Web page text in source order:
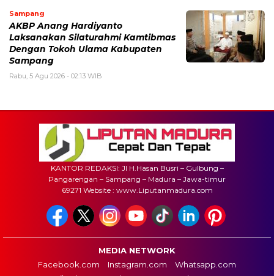
Sampang
AKBP Anang Hardiyanto
Laksanakan Silaturahmi Kamtibmas
Dengan Tokoh Ulama Kabupaten
Sampang
Rabu, 5 Agu 2026 - 02:13 WIB
KANTOR REDAKSI: Jl H.Hasan Busri – Gulbung –
Pangarengan – Sampang – Madura – Jawa-timur
69271 Website : www.Liputanmadura.com
MEDIA NETWORK
Facebook.com
Instagram.com
Whatsapp.com